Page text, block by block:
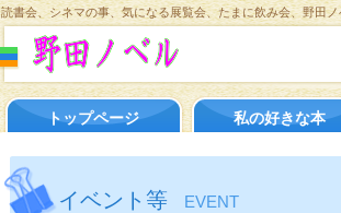
読書会、シネマの事、気になる展覧会、たまに飲み会、野田ノ
イベント等 EVENT
トップページ 私の好きな本